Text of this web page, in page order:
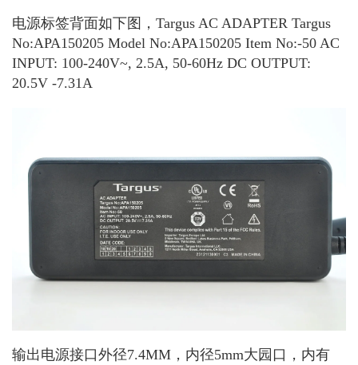
电源标签背面如下图，Targus AC ADAPTER Targus
No:APA150205 Model No:APA150205 Item No:-50 AC
INPUT: 100-240V~, 2.5A, 50-60Hz DC OUTPUT:
20.5V -7.31A
输出电源接口外径7.4MM，内径5mm大园口，内有